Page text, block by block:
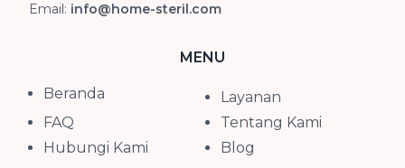
Email: info@home-steril.com
MENU
Beranda
Layanan
FAQ
Tentang Kami
Hubungi Kami
Blog